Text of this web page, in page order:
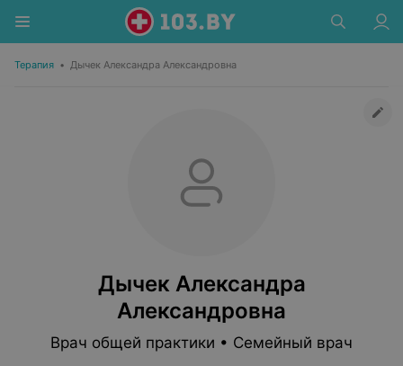
Терапия • Дычек Александра Александровна
Дычек Александра
Александровна
Врач общей практики • Семейный врач